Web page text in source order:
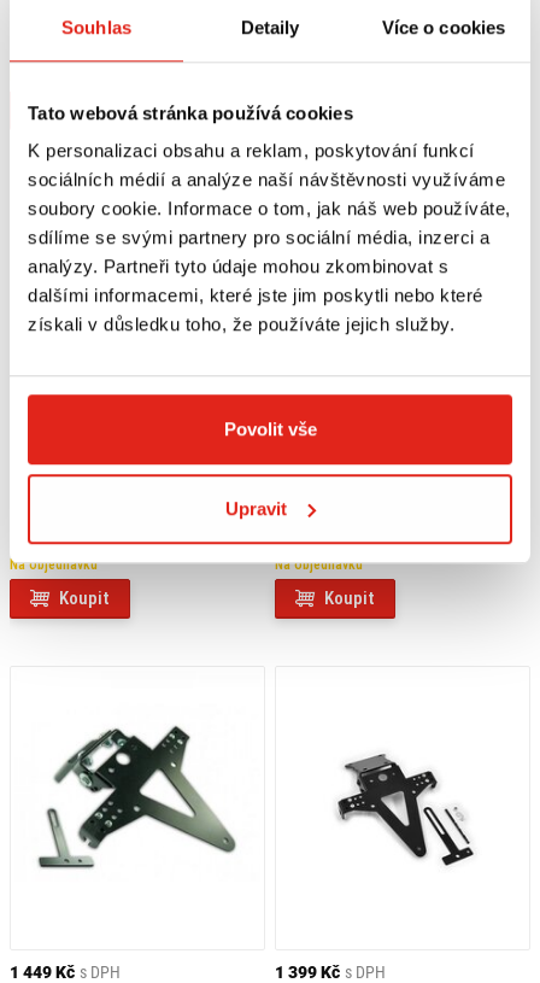
Souhlas Detaily Více o cookies
Tato webová stránka používá cookies
K personalizaci obsahu a reklam, poskytování funkcí
sociálních médií a analýze naší návštěvnosti využíváme
soubory cookie. Informace o tom, jak náš web používáte,
sdílíme se svými partnery pro sociální média, inzerci a
analýzy. Partneři tyto údaje mohou zkombinovat s
dalšími informacemi, které jste jim poskytli nebo které
získali v důsledku toho, že používáte jejich služby.
Povolit vše
Upravit
LEO VINCE VÝFUK LV-10 BLACK
(09-20)
Koupit
LEO VINCE VÝFUK LV ONE EVO
KAWASAKI ZX-6R NINJA CARBON
Koupit
10 419 Kč s DPH
Na objednávku
Koupit
2 169 Kč s DPH
SW MOTECH STUPAČKY RACING
Na objednávku
Koupit
1 449 Kč s DPH
1 399 Kč s DPH